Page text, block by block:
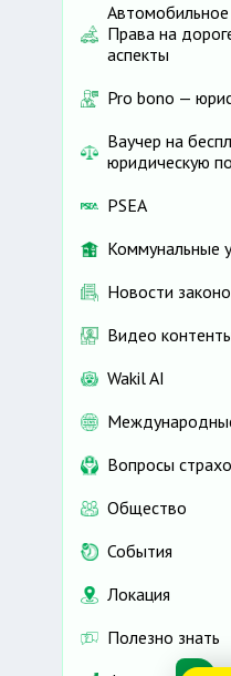
Права на
аспекты
Pro bono —
Ваучер на
юридическую
PSEA
Коммунальные
Новости
Видео
Wakil AI
Вопросы
Общество
События
Локация
Полезно знать